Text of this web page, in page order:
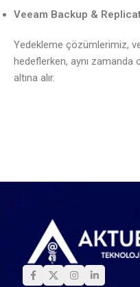
Veeam Backup &
Yedekleme çözümlerimiz,
hedeflerken, aynı
altına alır.